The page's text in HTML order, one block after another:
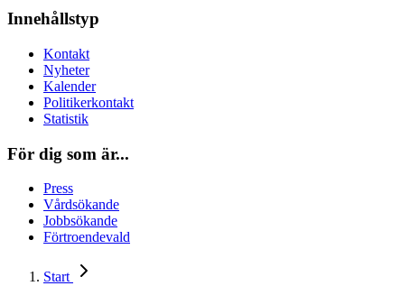
Innehållstyp
Kontakt
Nyheter
Kalender
Politikerkontakt
Statistik
För dig som är...
Press
Vårdsökande
Jobbsökande
Förtroendevald
Start